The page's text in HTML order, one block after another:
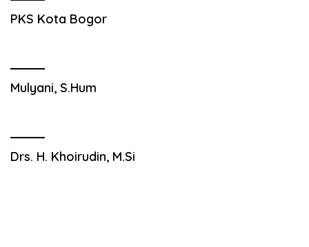
PKS Kota Bogor
Mulyani, S.Hum
Drs. H. Khoirudin, M.Si